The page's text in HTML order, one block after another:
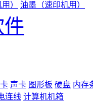
） 油墨（速印机用）
声卡 图形板 硬盘 内存
连线 计算机机箱